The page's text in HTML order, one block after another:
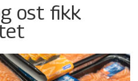
ost fikk